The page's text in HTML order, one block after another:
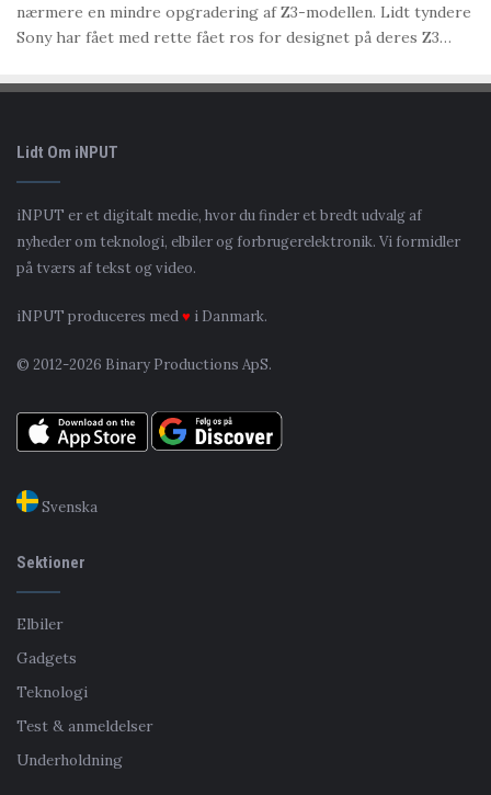
nærmere en mindre opgradering af Z3-modellen. Lidt tyndere
Sony har fået med rette fået ros for designet på deres Z3…
Lidt Om iNPUT
iNPUT er et digitalt medie, hvor du finder et bredt udvalg af
nyheder om teknologi, elbiler og forbrugerelektronik. Vi formidler
på tværs af tekst og video.
iNPUT produceres med♥ i Danmark.
© 2012-2026 Binary Productions ApS.
Svenska
Sektioner
Elbiler
Gadgets
Teknologi
Test & anmeldelser
Underholdning